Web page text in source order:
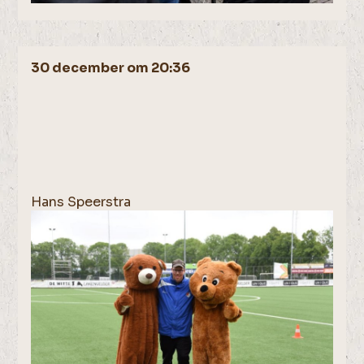
30 december om 20:36
Hans Speerstra